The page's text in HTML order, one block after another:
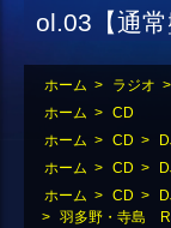
ol.03【通常
ホーム > ラジオ >
ホーム > CD
ホーム > CD >
ホーム > CD >
ホーム > CD >
> 羽多野・寺島